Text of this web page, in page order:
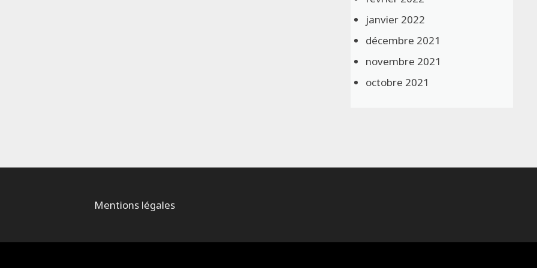
janvier 2022
décembre 2021
novembre 2021
octobre 2021
Mentions légales